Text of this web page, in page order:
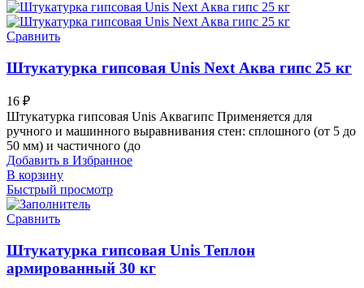
Сравнить
Штукатурка гипсовая Unis Next Аква гипс 25 кг
16 ₽
Штукатурка гипсовая Unis Аквагипс Применяется для
ручного и машинного выравнивания стен: сплошного (от 5 до
50 мм) и частичного (до
Добавить в Избранное
В корзину
Быстрый просмотр
Сравнить
Штукатурка гипсовая Unis Теплон
армированный 30 кг